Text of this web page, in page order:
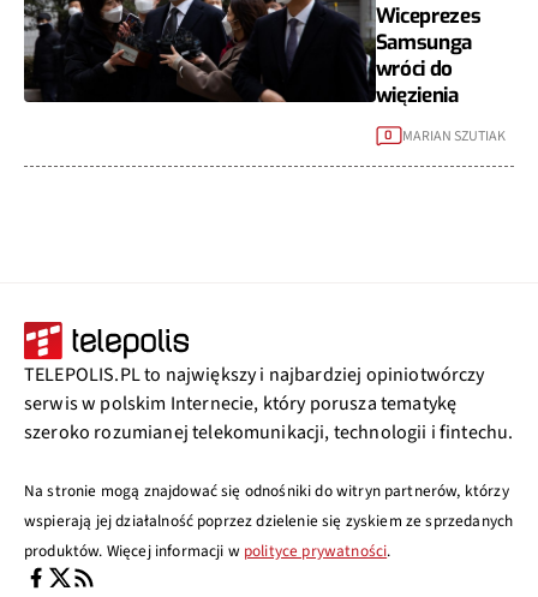
Wiceprezes
Samsunga
wróci do
więzienia
0 MARIAN SZUTIAK
TELEPOLIS.PL to największy i najbardziej opiniotwórczy
serwis w polskim Internecie, który porusza tematykę
szeroko rozumianej telekomunikacji, technologii i fintechu.
Na stronie mogą znajdować się odnośniki do witryn partnerów, którzy
wspierają jej działalność poprzez dzielenie się zyskiem ze sprzedanych
produktów. Więcej informacji w polityce prywatności.